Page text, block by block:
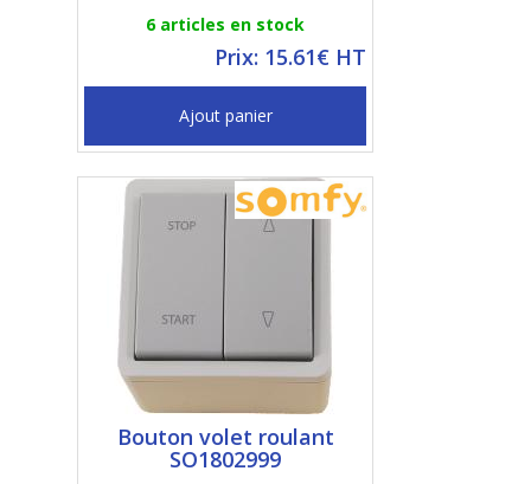
6 articles en stock
Prix: 15.61€ HT
Ajout panier
Bouton volet roulant
SO1802999